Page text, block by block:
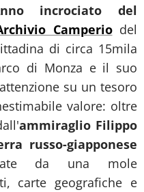
incrociato del
Camperiodel
di circa 15mila
di Monza e il suo
su un tesoro
valore: oltre
ammiraglio Filippo
russo-giapponese
da una mole
carte geografiche e